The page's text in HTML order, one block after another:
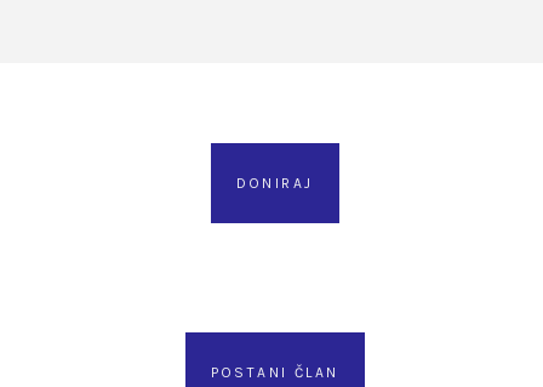
DONIRAJ
POSTANI ČLAN